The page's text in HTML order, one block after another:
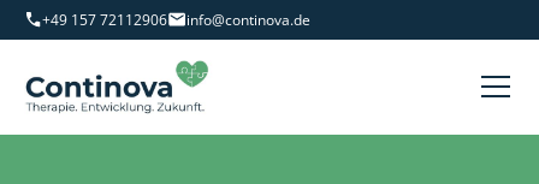
+49 157 72112906 info@continova.de